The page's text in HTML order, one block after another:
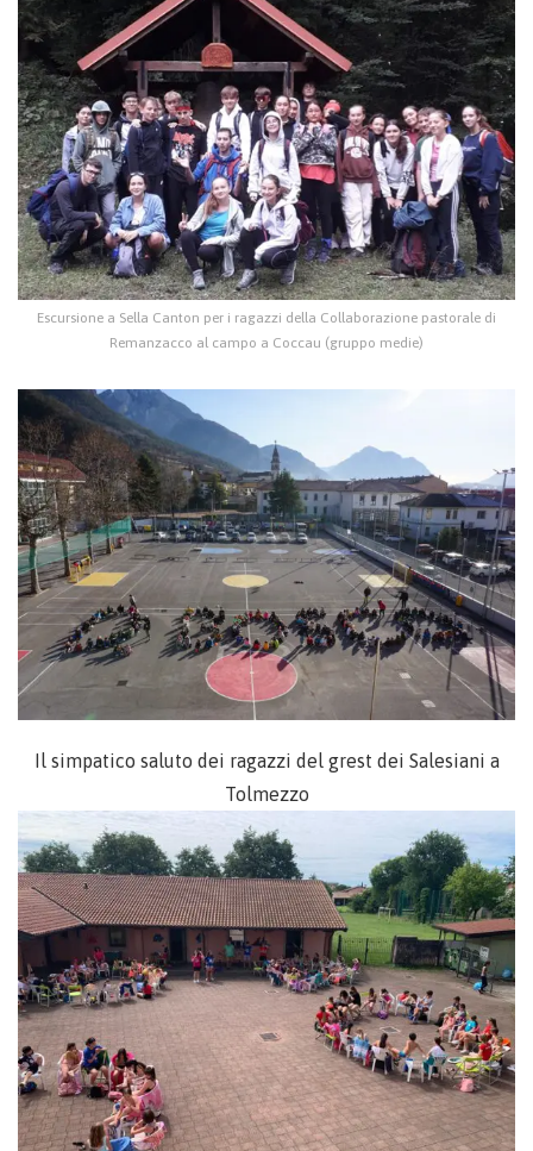
Escursione a Sella Canton per i ragazzi della Collaborazione pastorale di
Remanzacco al campo a Coccau (gruppo medie)
Il simpatico saluto dei ragazzi del grest dei Salesiani a
Tolmezzo